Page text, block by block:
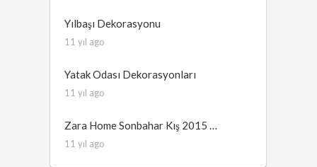
Yılbaşı Dekorasyonu
11 yıl ago
Yatak Odası Dekorasyonları
11 yıl ago
Zara Home Sonbahar Kış 2015 …
11 yıl ago